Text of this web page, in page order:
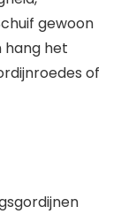
gewoon
hang het
of